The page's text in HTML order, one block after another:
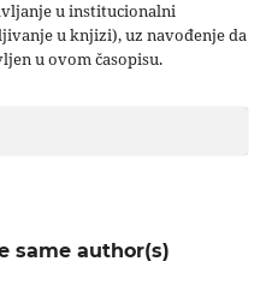
u institucionalni
u knjizi), uz navođenje da
u ovom časopisu.
same author(s)